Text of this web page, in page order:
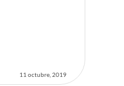
11 octubre, 2019